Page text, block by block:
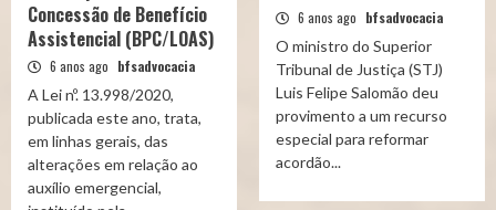
Concessão de Benefício
Assistencial (BPC/LOAS)
6 anos ago bfsadvocacia
A Lei nº. 13.998/2020,
publicada este ano, trata,
em linhas gerais, das
alterações em relação ao
auxílio emergencial,
6 anos ago bfsadvocacia
​O ministro do Superior
Tribunal de Justiça (STJ)
Luis Felipe Salomão deu
provimento a um recurso
especial para reformar
acordão...